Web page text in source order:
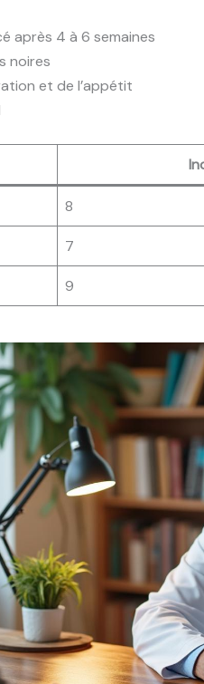
après 4 à 6 semaines
noires
et de l’appétit
8
7
9